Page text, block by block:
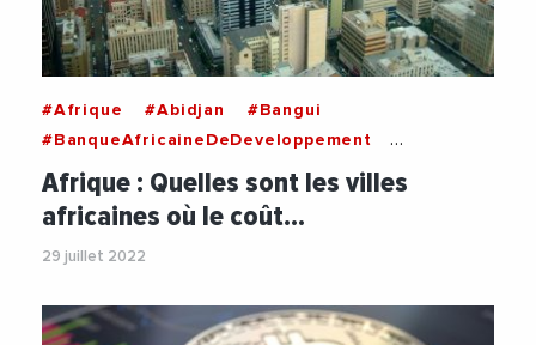
#Afrique #Abidjan
#Bangui
#BanqueAfricaineDeDeveloppement
#Centrafrique
#Dakar
#Djibouti
#Economie
#Inflation
#Videos
Afrique : Quelles sont les villes
africaines où le coût…
29 juillet 2022